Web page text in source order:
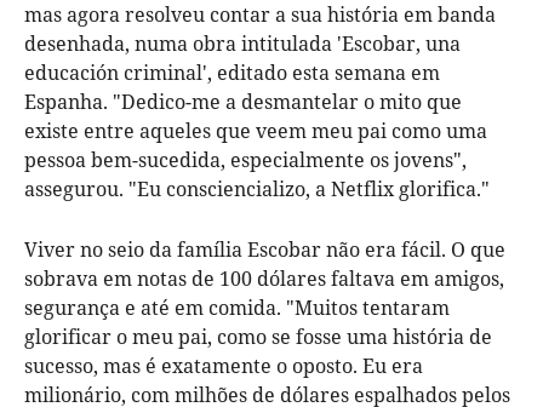
mas agora resolveu contar a sua história em banda
desenhada, numa obra intitulada 'Escobar, una
educación criminal', editado esta semana em
Espanha. "Dedico-me a desmantelar o mito que
existe entre aqueles que veem meu pai como uma
pessoa bem-sucedida, especialmente os jovens",
assegurou. "Eu consciencializo, a Netflix glorifica."
Viver no seio da família Escobar não era fácil. O que
sobrava em notas de 100 dólares faltava em amigos,
segurança e até em comida. "Muitos tentaram
glorificar o meu pai, como se fosse uma história de
sucesso, mas é exatamente o oposto. Eu era
milionário, com milhões de dólares espalhados pelos